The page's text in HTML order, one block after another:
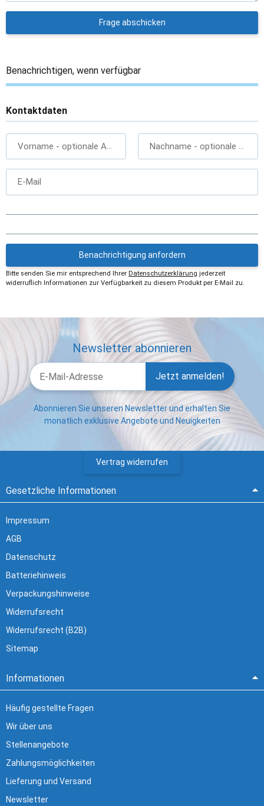
Frage abschicken
Benachrichtigen, wenn verfügbar
Kontaktdaten
Vorname - optionale Angabe Nachname - optionale
E-Mail
Benachrichtigung anfordern
Bitte senden Sie mir entsprechend Ihrer Datenschutzerklärung jederzeit
widerruflich Informationen zur Verfügbarkeit zu diesem Produkt per E-Mail zu.
Newsletter abonnieren
Jetzt anmelden!
Abonnieren Sie unseren Newsletter und erhalten Sie
monatlich exklusive Angebote und Neuigkeiten
Vertrag widerrufen
Gesetzliche Informationen
Impressum
AGB
Datenschutz
Batteriehinweis
Verpackungshinweise
Widerrufsrecht
Widerrufsrecht (B2B)
Sitemap
Informationen
Häufig gestellte Fragen
Wir über uns
Stellenangebote
Zahlungsmöglichkeiten
Lieferung und Versand
Newsletter